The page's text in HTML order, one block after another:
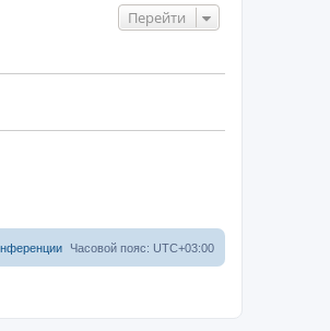
Перейти
Часовой пояс: UTC+03:00